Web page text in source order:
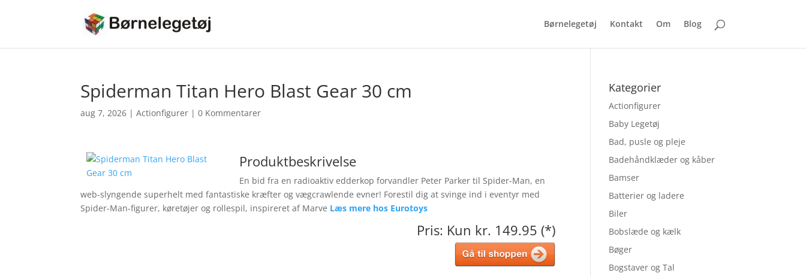
Børnelegetøj Kontakt Om Blog
Spiderman Titan Hero Blast Gear 30 cm
aug 7, 2026 |Actionfigurer |0 Kommentarer
Produktbeskrivelse
En bid fra en radioaktiv edderkop forvandler Peter Parker til Spider-Man, en
web-slyngende superhelt med fantastiske kræfter og vægcrawlende evner! Forestil dig at svinge ind i eventyr med
Spider-Man-figurer, køretøjer og rollespil, inspireret af Marve Læs mere hos Eurotoys
Pris: Kun kr. 149.95 (*)
Kategorier
Actionfigurer
Baby Legetøj
Bad, pusle og pleje
Badehåndklæder og kåber
Bamser
Batterier og ladere
Biler
Bobslæde og kælk
Bøger
Bogstaver og Tal